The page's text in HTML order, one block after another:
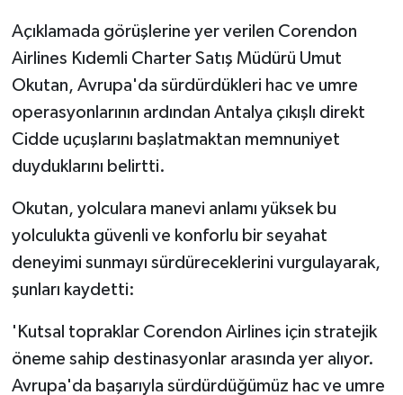
Açıklamada görüşlerine yer verilen Corendon
Airlines Kıdemli Charter Satış Müdürü Umut
Okutan, Avrupa'da sürdürdükleri hac ve umre
operasyonlarının ardından Antalya çıkışlı direkt
Cidde uçuşlarını başlatmaktan memnuniyet
duyduklarını belirtti.
Okutan, yolculara manevi anlamı yüksek bu
yolculukta güvenli ve konforlu bir seyahat
deneyimi sunmayı sürdüreceklerini vurgulayarak,
şunları kaydetti:
'Kutsal topraklar Corendon Airlines için stratejik
öneme sahip destinasyonlar arasında yer alıyor.
Avrupa'da başarıyla sürdürdüğümüz hac ve umre